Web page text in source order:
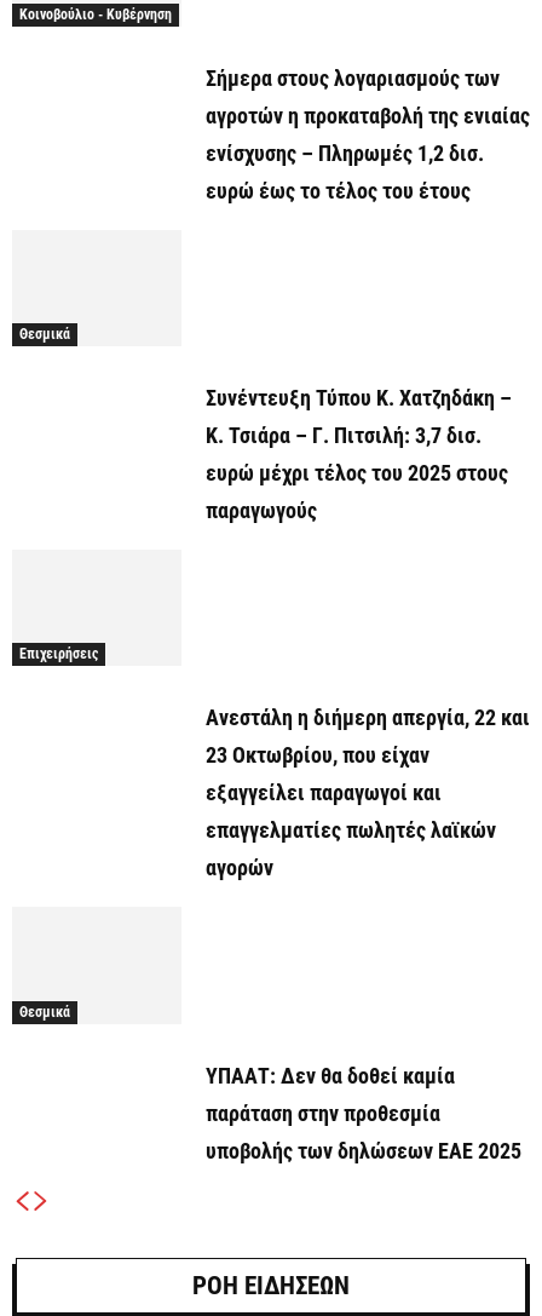
Κοινοβούλιο - Κυβέρνηση
Σήμερα στους λογαριασμούς των
αγροτών η προκαταβολή της ενιαίας
ενίσχυσης – Πληρωμές 1,2 δισ.
ευρώ έως το τέλος του έτους
Θεσμικά
Συνέντευξη Τύπου Κ. Χατζηδάκη –
Κ. Τσιάρα – Γ. Πιτσιλή: 3,7 δισ.
ευρώ μέχρι τέλος του 2025 στους
παραγωγούς
Επιχειρήσεις
Ανεστάλη η διήμερη απεργία, 22 και
23 Οκτωβρίου, που είχαν
εξαγγείλει παραγωγοί και
επαγγελματίες πωλητές λαϊκών
αγορών
Θεσμικά
ΥΠΑΑΤ: Δεν θα δοθεί καμία
παράταση στην προθεσμία
υποβολής των δηλώσεων ΕΑΕ 2025
ΡΟΗ ΕΙΔΗΣΕΩΝ